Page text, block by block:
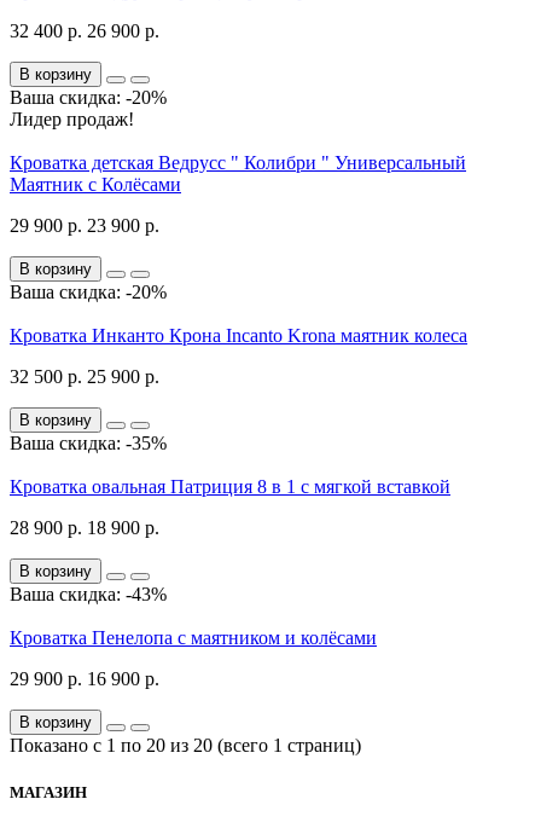
32 400 р. 26 900 р.
В корзину
Ваша скидка: -20%
Лидер продаж!
Кроватка детская Ведрусс " Колибри " Универсальный
Маятник с Колёсами
29 900 р. 23 900 р.
В корзину
Ваша скидка: -20%
Кроватка Инканто Крона Incanto Krona маятник колеса
32 500 р. 25 900 р.
В корзину
Ваша скидка: -35%
Кроватка овальная Патриция 8 в 1 с мягкой вставкой
28 900 р. 18 900 р.
В корзину
Ваша скидка: -43%
Кроватка Пенелопа с маятником и колёсами
29 900 р. 16 900 р.
В корзину
Показано с 1 по 20 из 20 (всего 1 страниц)
МАГАЗИН